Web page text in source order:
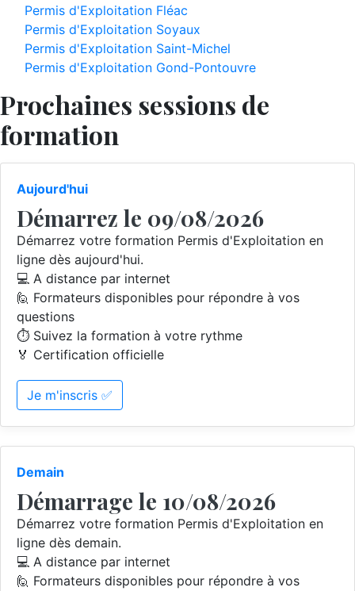
Permis d'Exploitation Fléac
Permis d'Exploitation Soyaux
Permis d'Exploitation Saint-Michel
Permis d'Exploitation Gond-Pontouvre
Prochaines sessions de
formation
Aujourd'hui
Démarrez le 09/08/2026
Démarrez votre formation Permis d'Exploitation en
ligne dès aujourd'hui.
💻 A distance par internet
🙋 Formateurs disponibles pour répondre à vos
questions
⏱️ Suivez la formation à votre rythme
🏅 Certification officielle
Je m'inscris ✅
Demain
Démarrage le 10/08/2026
Démarrez votre formation Permis d'Exploitation en
ligne dès demain.
💻 A distance par internet
🙋 Formateurs disponibles pour répondre à vos